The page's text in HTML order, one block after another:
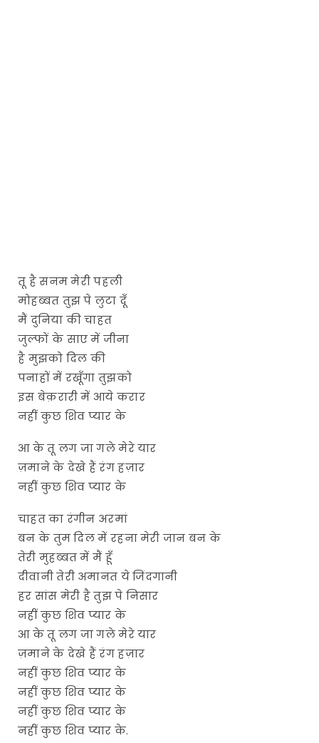
तू है सनम मेरी पहली
मोहब्बत तुझ पे लुटा दूँ
मैं दुनिया की चाहत
जुल्फों के साए में जीना
है मुझको दिल की
पनाहों में रखूँगा तुझको
इस बेक़रारी में आये करार
नहीं कुछ शिव प्यार के
आ के तू लग जा गले मेरे यार
ज़माने के देखे हैं रंग हज़ार
नहीं कुछ शिव प्यार के
चाहत का रंगीन अरमां
बन के तुम दिल में रहना मेरी जान बन के
तेरी मुहब्बत में मैं हूँ
दीवानी तेरी अमानत ये जिंदगानी
हर सांस मेरी है तुझ पे निसार
नहीं कुछ शिव प्यार के
आ के तू लग जा गले मेरे यार
ज़माने के देखे हैं रंग हज़ार
नहीं कुछ शिव प्यार के
नहीं कुछ शिव प्यार के
नहीं कुछ शिव प्यार के
नहीं कुछ शिव प्यार के.